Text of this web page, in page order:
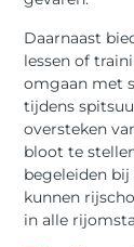
Daarnaast
lessen of
omgaan met
tijdens
oversteken
bloot te
begeleiden
kunnen
in alle